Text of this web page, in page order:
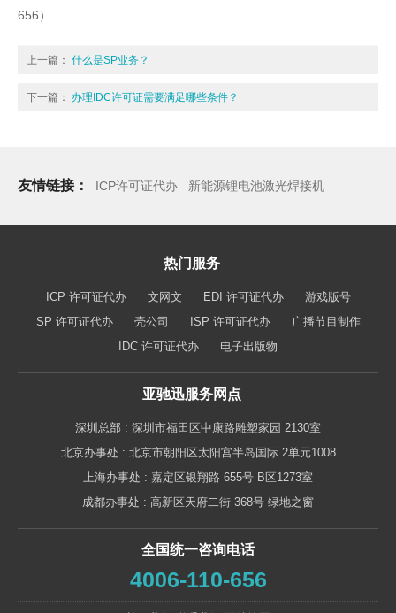
656）
上一篇： 什么是SP业务？
下一篇： 办理IDC许可证需要满足哪些条件？
友情链接： ICP许可证代办 新能源锂电池激光焊接机
热门服务
ICP 许可证代办 文网文 EDI 许可证代办
游戏版号
SP 许可证代办
壳公司 ISP 许可证代办
广播节目制作
IDC 许可证代办
电子出版物
亚驰迅服务网点
深圳总部 : 深圳市福田区中康路雕塑家园 2130室
北京办事处 : 北京市朝阳区太阳宫半岛国际 2单元1008
上海办事处 : 嘉定区银翔路 655号 B区1273室
成都办事处 : 高新区天府二街 368号 绿地之窗
全国统一咨询电话
4006-110-656